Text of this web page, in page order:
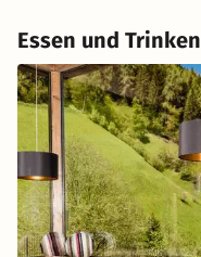
Essen und Trinken